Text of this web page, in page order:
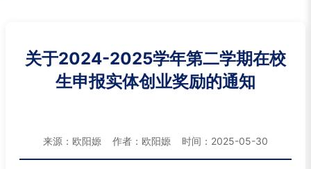
关于2024-2025学年第二学期在校
生申报实体创业奖励的通知
来源：欧阳嫄 作者：欧阳嫄 时间：2025-05-30